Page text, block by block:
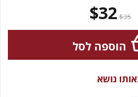
$35
$32
הוספה לסל
נושא